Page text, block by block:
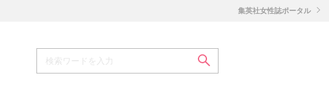
集英社女性誌ポータル